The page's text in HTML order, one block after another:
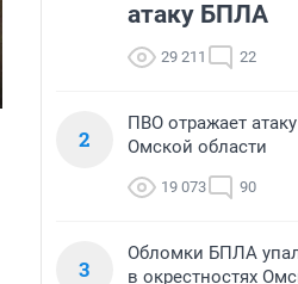
атаку БПЛА
29 211 22
2
ПВО отражает
Омской области
19 073 90
3
Обломки БПЛА
в окрестностях